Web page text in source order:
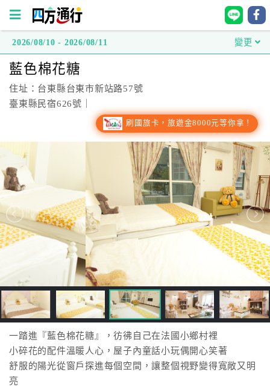
方
通
行
台
灣
房
跟
飯
店
訂
房
HOT
2026/08/10 - 2026/08/11 變更
藍色棉花糖
住址：台東縣台東市新站路57號
臺東縣民宿626號｜
刷國旅卡，旅遊金8000元等你拿！
一踏進『藍色棉花糖』，彷彿自己在法國小鄉村裡
小碎花的配件溫暖人心，屋子內童話小玩偶開心笑著
舒服的陽光從窗戶探進每個空間，讓整個視野變得寬敞又明
亮